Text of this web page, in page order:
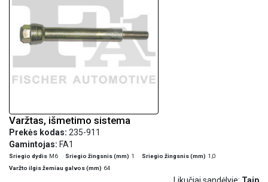
Varžtas, išmetimo sistema
Prekės kodas: 235-911
Gamintojas: FA1
Sriegio dydis M6 Sriegio žingsnis (mm) 1 Sriegio žingsnis (mm) 1,0
Varžto ilgis žemiau galvos (mm) 64